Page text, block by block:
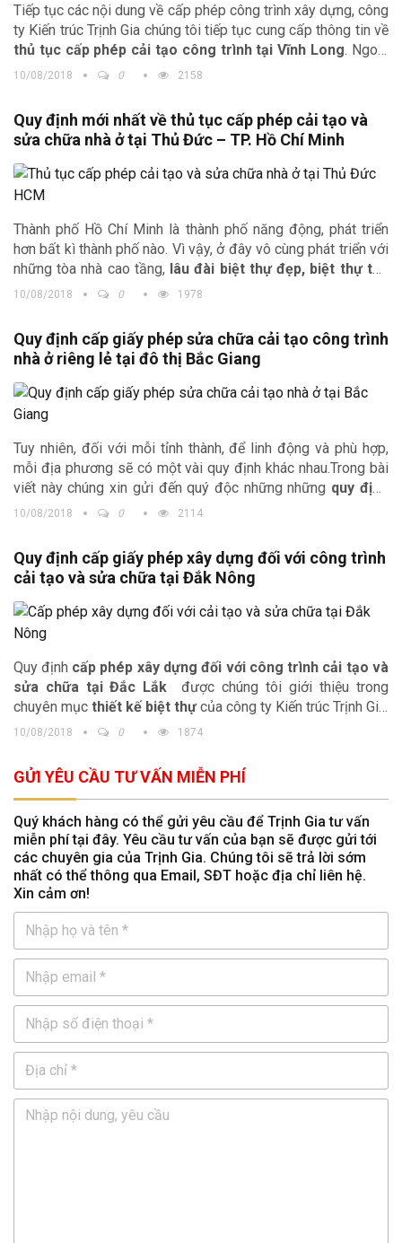
Tiếp tục các nội dung về cấp phép công trình xây dựng, công
ty Kiến trúc Trịnh Gia chúng tôi tiếp tục cung cấp thông tin về
thủ tục cấp phép cải tạo công trình tại Vĩnh Long. Ngoài
ra chuyên mục thiết kế nhà đẹp của chúng tôi còn cung cấp
đẹp để quý độc giả lựa chọn cho gia đình mình.
10/08/2018 0 2158
Quy định mới nhất về thủ tục cấp phép cải tạo và
sửa chữa nhà ở tại Thủ Đức – TP. Hồ Chí Minh
Thành phố Hồ Chí Minh là thành phố năng động, phát triển
hơn bất kì thành phố nào. Vì vậy, ở đây vô cùng phát triển với
những tòa nhà cao tầng, lâu đài biệt thự đẹp, biệt thự tân
cổ điển…
và cuộc sống nhộn nhịp. Tuy nhiên, việc thủ tục
biệt? Trong bài viết này công ty Kiến trúc Trịnh Gia xin gửi
đến quý độc giả những quy định mới nhất về thủ tục cấp
phép cải tạo và sửa chữa công trình nhà ở
Đức.
10/08/2018 0 1978
Quy định cấp giấy phép sửa chữa cải tạo công trình
nhà ở riêng lẻ tại đô thị Bắc Giang
Tuy nhiên, đối với mỗi tỉnh thành, để linh động và phù hợp,
mỗi địa phương sẽ có một vài quy định khác nhau.Trong bài
viết này chúng xin gửi đến quý độc những những quy định
cấp phép sửa chữa cải tạo công trình và nhà ở riêng lẻ
nhiều mẫu thiết kế nhà đẹp để quý vị tham khảo và lựa chọn
không gian sống phù hợp với tính cách của gia đình mình.
Nếu bạn là người yêu thích kiến trúc Pháp thì sẽ không thể
nào bỏ qua những mẫu thiết kế lâu đài cổ điển, nếu bạn thích
không gian sống hiện đại thì những biệt thự hiện đại, biệt thự
tân cổ điển là những gợi ý mách bạn những ý tưởng hay cho
tổ ẩm gia đình.
10/08/2018 0 2114
Quy định cấp giấy phép xây dựng đối với công trình
cải tạo và sửa chữa tại Đắk Nông
Quy định cấp phép xây dựng đối với công trình cải tạo và
sửa chữa tại Đắc Lắk được chúng tôi giới thiệu trong
chuyên mục thiết kế biệt thựcủa công ty Kiến trúc Trịnh Gia,
mang lại cho bạn đọc những thông đầy đủ, quy trình cấp
nhất. Ngoài ra Kiến trúc Trịnh Gia còn cung cấp tới quý độc
giả nhữngmẫu thiết kế biệt thự cổ điển, biệt thự hiện đại
được nhiều người trên cả nước ưa chuộng.
10/08/2018 0 1874
GỬI YÊU CẦU TƯ VẤN MIỄN PHÍ
Quý khách hàng có thể gửi yêu cầu để Trịnh Gia tư vấn
miễn phí tại đây. Yêu cầu tư vấn của bạn sẽ được gửi tới
các chuyên gia của Trịnh Gia. Chúng tôi sẽ trả lời sớm
nhất có thể thông qua Email, SĐT hoặc địa chỉ liên hệ.
Xin cảm ơn!